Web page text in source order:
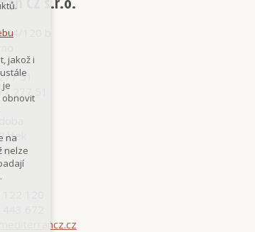
120 b
51
277 51
jakož i
je
obnovit
na
nelze